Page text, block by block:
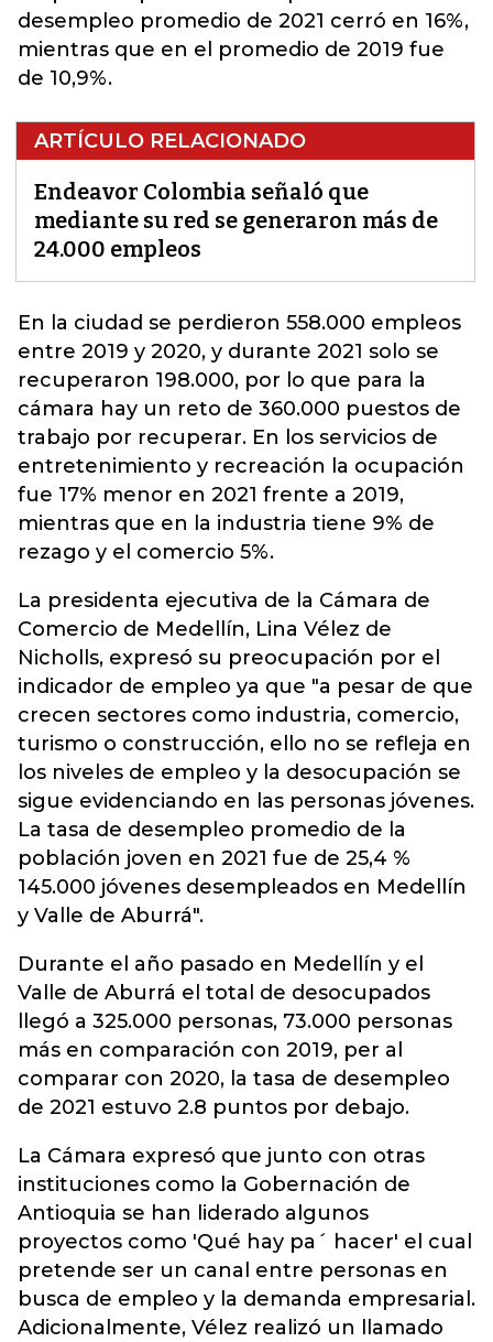
desempleo promedio de 2021 cerró en 16%,
mientras que en el promedio de 2019 fue
de 10,9%.
ARTÍCULO RELACIONADO
Endeavor Colombia señaló que
mediante su red se generaron más de
24.000 empleos
En la ciudad se perdieron 558.000 empleos
entre 2019 y 2020, y durante 2021 solo se
recuperaron 198.000, por lo que para la
cámara hay un reto de 360.000 puestos de
trabajo por recuperar. En los servicios de
entretenimiento y recreación la ocupación
fue 17% menor en 2021 frente a 2019,
mientras que en la industria tiene 9% de
rezago y el comercio 5%.
La presidenta ejecutiva de la Cámara de
Comercio de Medellín, Lina Vélez de
Nicholls, expresó su preocupación por el
indicador de empleo ya que "a pesar de que
crecen sectores como industria, comercio,
turismo o construcción, ello no se refleja en
los niveles de empleo y la desocupación se
sigue evidenciando en las personas jóvenes.
La tasa de desempleo promedio de la
población joven en 2021 fue de 25,4 %
145.000 jóvenes desempleados en Medellín
y Valle de Aburrá".
Durante el año pasado en Medellín y el
Valle de Aburrá el total de desocupados
llegó a 325.000 personas, 73.000 personas
más en comparación con 2019, per al
comparar con 2020, la tasa de desempleo
de 2021 estuvo 2.8 puntos por debajo.
La Cámara expresó que junto con otras
instituciones como la Gobernación de
Antioquia se han liderado algunos
proyectos como 'Qué hay pa´ hacer' el cual
pretende ser un canal entre personas en
busca de empleo y la demanda empresarial.
Adicionalmente, Vélez realizó un llamado